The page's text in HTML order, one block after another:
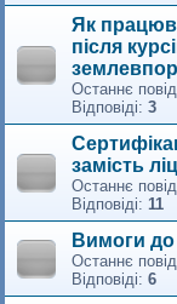
Як
після
Останнє
Відповіді: 3
замість
Останнє
Відповіді: 11
Вимоги до
Останнє
Відповіді: 6